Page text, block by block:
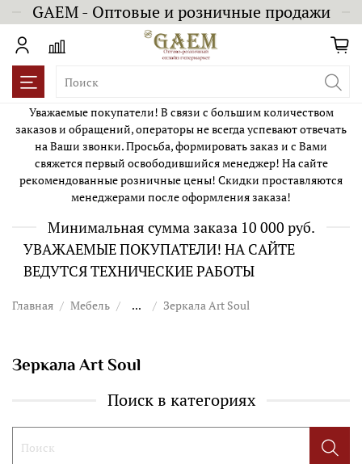
GAEM - Оптовые и розничные продажи
Уважаемые покупатели! В связи с большим количеством
заказов и обращений, операторы не всегда успевают отвечать
на Ваши звонки. Просьба, формировать заказ и с Вами
свяжется первый освободившийся менеджер! На сайте
рекомендованные розничные цены! Скидки проставляются
менеджерами после оформления заказа!
Минимальная сумма заказа 10 000 руб.
УВАЖАЕМЫЕ ПОКУПАТЕЛИ! НА САЙТЕ
ВЕДУТСЯ ТЕХНИЧЕСКИЕ РАБОТЫ
Главная Мебель ... Зеркала Art Soul
Зеркала Art Soul
Поиск в категориях